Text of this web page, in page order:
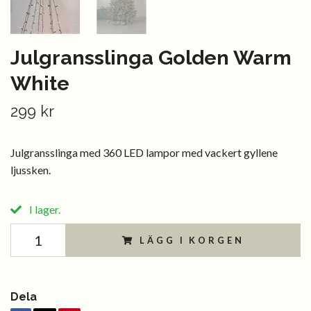
Julgransslinga Golden Warm
White
299 kr
Julgransslinga med 360 LED lampor med vackert gyllene
ljussken.
I lager.
LÄGG I KORGEN
Dela